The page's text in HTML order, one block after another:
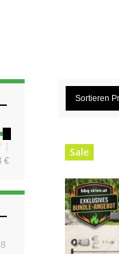
Sortieren
Sale
€
8Artikel